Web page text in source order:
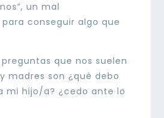
un mal
conseguir algo que
que nos suelen
madres son ¿qué debo
mi hijo/a? ¿cedo ante lo